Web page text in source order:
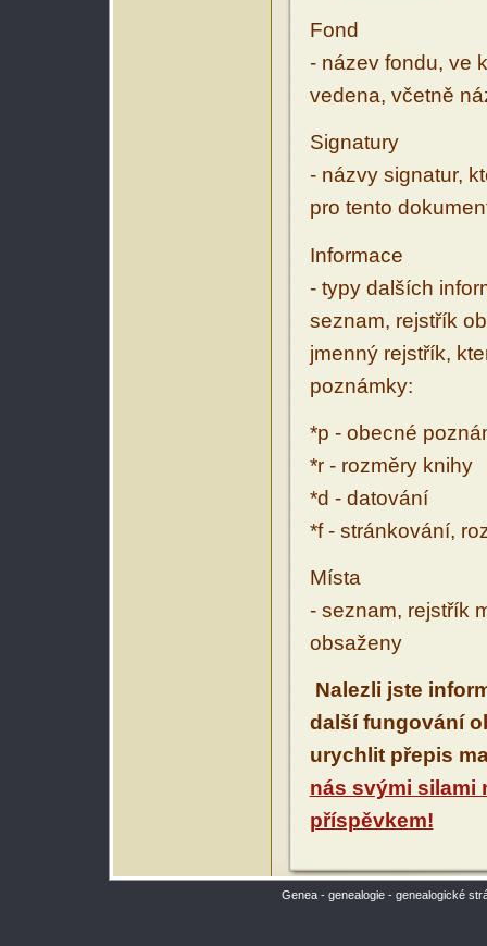
Fond
- název fondu, ve
vedena, včetně
Signatury
- názvy signatur,
pro tento
Informace
- typy dalších
seznam, rejstřík
jmenný rejstřík,
poznámky:
*p - obecné
*r - rozměry knihy
*d - datování
*f - stránkování,
Místa
- seznam, rejstřík
obsaženy
Nalezli jste
další fungování
urychlit přepis
nás svými silami
příspěvkem!
Genea - genealogie - genealogické